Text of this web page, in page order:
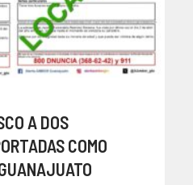
A DOS
COMO